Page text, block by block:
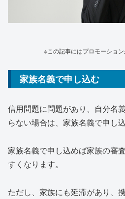
※この記事にはプロモーション
家族名義で申し込む
信用問題に問題があり、自分名
らない場合は、家族名義で申し込
家族名義で申し込めば家族の審
すくなります。
ただし、家族にも延滞があり、